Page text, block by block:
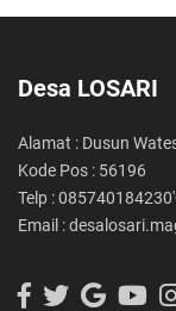
Desa LOSARI
Alamat : Dusun
Kode Pos : 56196
Telp :
Email :